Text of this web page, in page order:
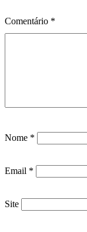
Comentário *
Nome *
Email *
Site